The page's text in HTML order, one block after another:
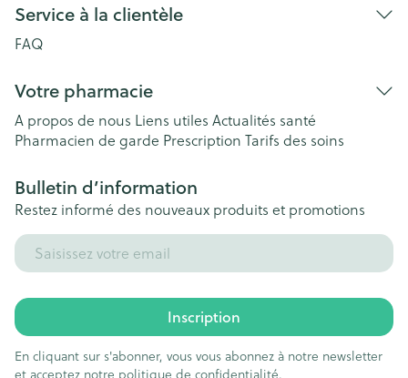
Service à la clientèle
FAQ
Votre pharmacie
A propos de nous Liens utiles Actualités santé
Pharmacien de garde Prescription Tarifs des soins
Bulletin d’information
Restez informé des nouveaux produits et promotions
Adresse mail
Inscription
En cliquant sur s'abonner, vous vous abonnez à notre newsletter
et acceptez notre politique de confidentialité.